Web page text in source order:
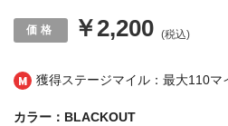
獲得ステージマイル：最大110マ
￥2,200 (税込)
カラー：BLACKOUT